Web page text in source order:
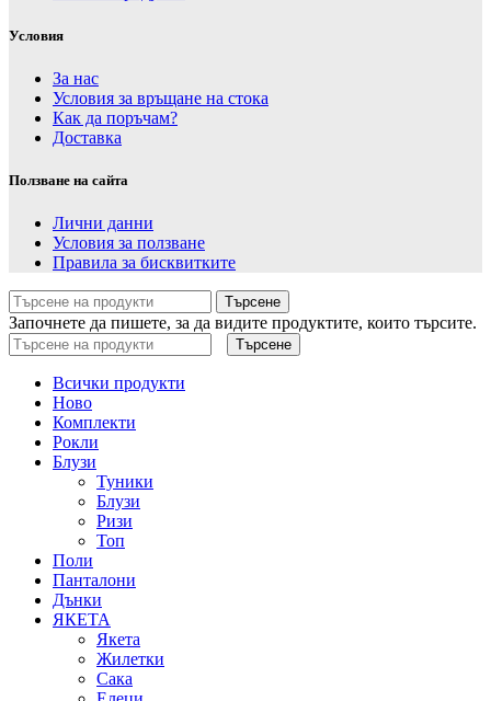
Условия
За нас
Условия за връщане на стока
Как да поръчам?
Доставка
Ползване на сайта
Лични данни
Условия за ползване
Правила за бисквитките
Търсене
Започнете да пишете, за да видите продуктите, които търсите.
Търсене
Всички продукти
Ново
Комплекти
Рокли
Блузи
Туники
Блузи
Ризи
Топ
Поли
Панталони
Дънки
ЯКЕТА
Якета
Жилетки
Сака